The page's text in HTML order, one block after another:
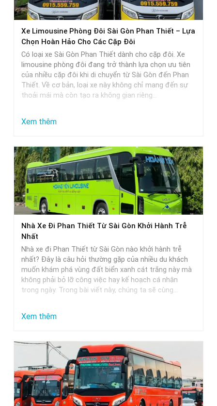
thực
tế
Xe Limousine Phòng Đôi Sài Gòn Phan Thiết – Lựa
Chọn Hoàn Hảo Cho Các Cặp Đôi
Có loại xe Sài Gòn Phan Thiết dành cho cặp đôi. Xe
limousine phòng đôi đang trở thành lựa chọn ưu tiên
của nhiều cặp đôi khi di chuyển từ Sài Gòn đến Phan
Thiết. Về cơ bản, loại xe này không chỉ mang đến sự
thoải mái mà còn tạo ra không gian riêng…
Xem thêm:
Limousine
Phòng
Đôi
Sài
Gòn
Phan
Thiết
Lựa
Chọn
Hoàn
Đôi
Nhà Xe Đi Phan Thiết Từ Sài Gòn Khởi Hành Trễ
Nhất
Nhà xe đi Phan Thiết từ Sài Gòn nào khởi hành trễ
nhất? Đây là câu hỏi thường gặp của nhiều du khách
muốn khám phá vùng đất biển xanh cát trắng này mà
không phải bỏ lỡ công việc hay kế hoạch cá nhân
trong ngày. Trong bài viết này, chúng ta sẽ cùng…
Xem thêm:
Xe
Đi
Phan
Thiết
Từ